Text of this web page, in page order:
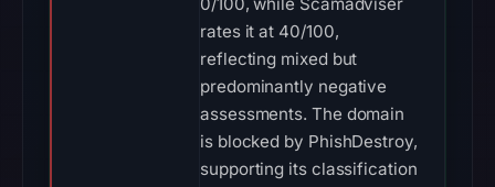
rates it at 40/100,
reflecting mixed but
predominantly negative
assessments. The domain
is blocked by PhishDestroy,
supporting its classification